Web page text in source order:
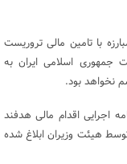
با تامین مالی تروریست
دولت جمهوری اسلامی ایران به
نخواهد بود.
اجرایی اقدام مالی هدفند
تروریست انجام شده و در ششم اردیبهشت ۱۴۰۴ توسط هیئت وزیران ابلاغ شده